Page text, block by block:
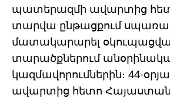
պատերազմի ավարտից
տարվա ընթացքում
մատակարարել
տարածքներում
կազմավորումներին։ 44-
ավարտից հետո